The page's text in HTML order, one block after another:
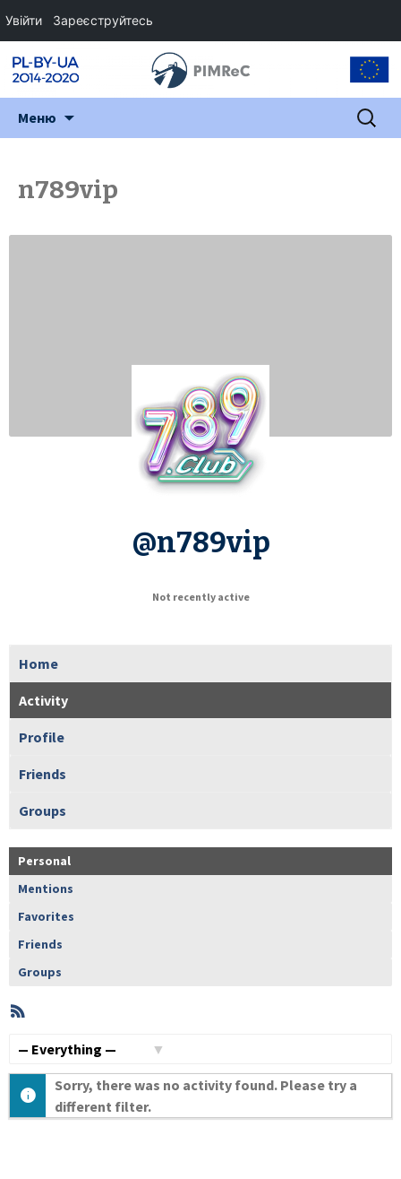
Меню Пошук:
n789vip
@n789vip
Not recently active
Home
Activity
Profile
Friends
Groups
Personal
Mentions
Favorites
Friends
Groups
Member
Activities
Sorry, there was no activity found. Please try a
different filter.
Увійти Зареєструйтесь